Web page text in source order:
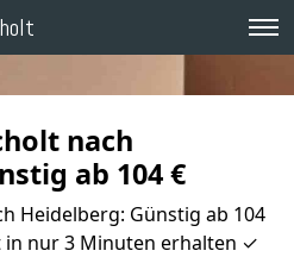
nach
ab 104 €
Heidelberg: Günstig ab 104
in nur 3 Minuten erhalten ✓